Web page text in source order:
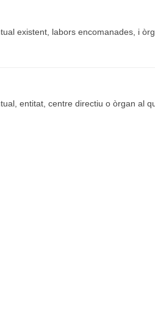
existent, labors encomanades, i
entitat, centre directiu o òrgan al